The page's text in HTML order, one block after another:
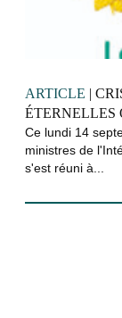
ARTICLE |
ÉTERNELLES
Ce lundi 14
ministres de
s'est réuni à...